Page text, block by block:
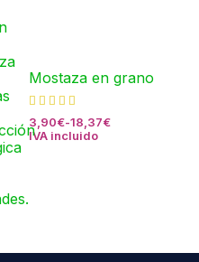
Mostaza en grano
3,90€-18,37€
IVA incluido